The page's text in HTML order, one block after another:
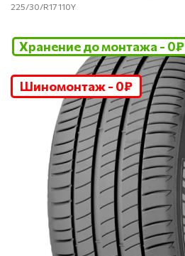
225/30/R17 110Y
Шиномонтаж - 0₽
Хранение до монтажа - 0₽